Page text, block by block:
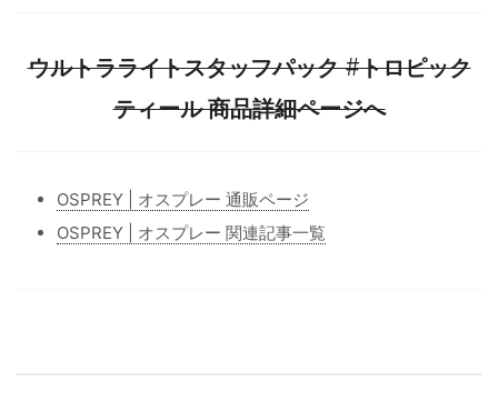
ウルトラライトスタッフパック #トロピック
ティール 商品詳細ページへ
OSPREY | オスプレー 通販ページ
OSPREY | オスプレー 関連記事一覧